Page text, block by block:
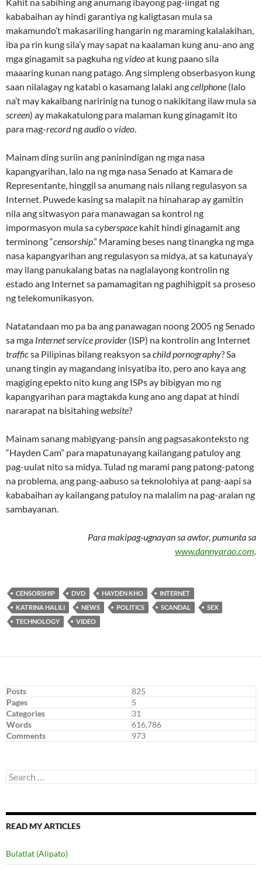
kababaihan ay hindi garantiya ng kaligtasan mula sa
makamundo’t makasariling hangarin ng maraming kalalakihan,
iba pa rin kung sila’y may sapat na kaalaman kung anu-ano ang
mga ginagamit sa pagkuha ngvideoat kung paano sila
maaaring kunan nang patago. Ang simpleng obserbasyon kung
saan nilalagay ng katabi o kasamang lalaki angcellphone (lalo
na’t may kakaibang naririnig na tunog o nakikitang ilaw mula sa
screen) ay makakatulong para malaman kung ginagamit ito
para mag-recordngaudioovideo.
Mainam ding suriin ang paninindigan ng mga nasa
kapangyarihan, lalo na ng mga nasa Senado at Kamara de
Representante, hinggil sa anumang nais nilang regulasyon sa
Internet. Puwede kasing sa malapit na hinaharap ay gamitin
nila ang sitwasyon para manawagan sa kontrol ng
impormasyon mula sacyberspace kahit hindi ginagamit ang
terminong “censorship.” Maraming beses nang tinangka ng mga
nasa kapangyarihan ang regulasyon sa midya, at sa katunaya’y
may ilang panukalang batas na naglalayong kontrolin ng
estado ang Internet sa pamamagitan ng paghihigpit sa proseso
ng telekomunikasyon.
Natatandaan mo pa ba ang panawagan noong 2005 ng Senado
sa mga Internet service provider (ISP) na kontrolin ang Internet
trafficsa Pilipinas bilang reaksyon sachild pornography? Sa
unang tingin ay magandang inisyatiba ito, pero ano kaya ang
magiging epekto nito kung ang ISPs ay bibigyan mo ng
kapangyarihan para magtakda kung ano ang dapat at hindi
nararapat na bisitahingwebsite?
Mainam sanang mabigyang-pansin ang pagsasakonteksto ng
“Hayden Cam” para mapatunayang kailangang patuloy ang
pag-uulat nito sa midya. Tulad ng marami pang patong-patong
na problema, ang pang-aabuso sa teknolohiya at pang-aapi sa
kababaihan ay kailangang patuloy na malalim na pag-aralan ng
sambayanan.
Para makipag-ugnayan sa awtor, pumunta sa
www.dannyarao.com.
CENSORSHIP DVD HAYDEN KHO
INTERNET
KATRINA HALILI
NEWS POLITICS SCANDAL
SEX
TECHNOLOGY
VIDEO
Posts
825
Pages
5
Categories
31
Words
616,786
Comments
973
Search
for:
READ MY ARTICLES
Bulatlat (Alipato)